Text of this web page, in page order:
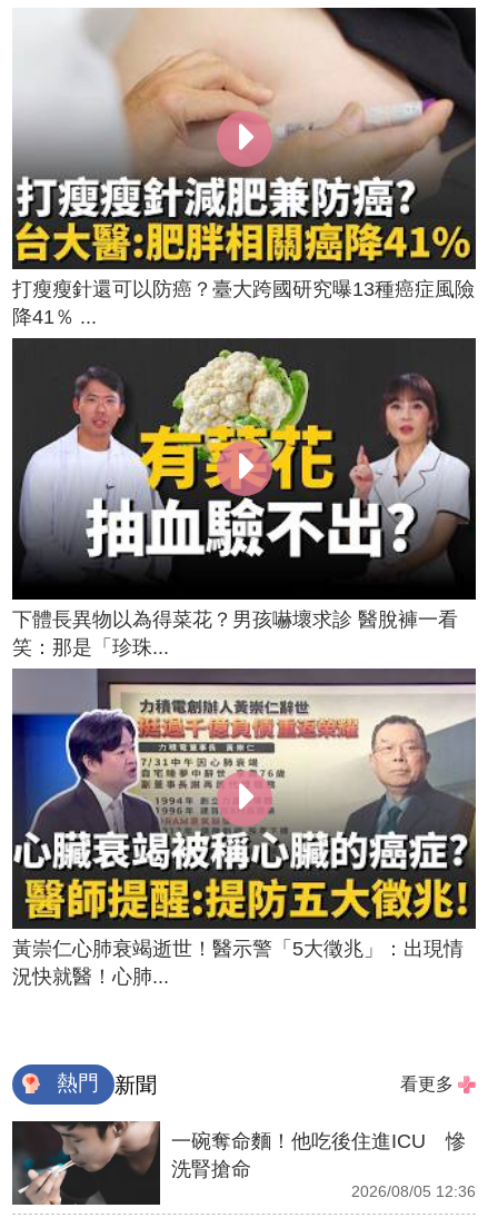
打瘦瘦針還可以防癌？臺大跨國研究曝13種癌症風險
降41％ ...
下體長異物以為得菜花？男孩嚇壞求診 醫脫褲一看
笑：那是「珍珠...
黃崇仁心肺衰竭逝世！醫示警「5大徵兆」：出現情
況快就醫！心肺...
熱門 新聞 看更多
一碗奪命麵！他吃後住進ICU 慘
洗腎搶命
2026/08/05 12:36